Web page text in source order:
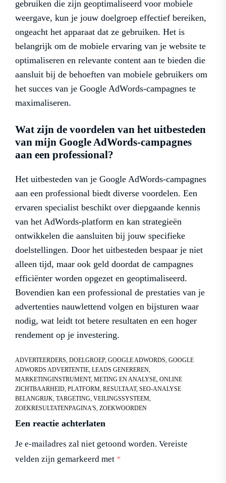
gebruiken die zijn geoptimaliseerd voor mobiele
weergave, kun je jouw doelgroep effectief bereiken,
ongeacht het apparaat dat ze gebruiken. Het is
belangrijk om de mobiele ervaring van je website te
optimaliseren en relevante content aan te bieden die
aansluit bij de behoeften van mobiele gebruikers om
het succes van je Google AdWords-campagnes te
maximaliseren.
Wat zijn de voordelen van het uitbesteden
van mijn Google AdWords-campagnes
aan een professional?
Het uitbesteden van je Google AdWords-campagnes
aan een professional biedt diverse voordelen. Een
ervaren specialist beschikt over diepgaande kennis
van het AdWords-platform en kan strategieën
ontwikkelen die aansluiten bij jouw specifieke
doelstellingen. Door het uitbesteden bespaar je niet
alleen tijd, maar ook geld doordat de campagnes
efficiënter worden opgezet en geoptimaliseerd.
Bovendien kan een professional de prestaties van je
advertenties nauwlettend volgen en bijsturen waar
nodig, wat leidt tot betere resultaten en een hoger
rendement op je investering.
ADVERTEERDERS, DOELGROEP, GOOGLE ADWORDS, GOOGLE
ADWORDS ADVERTENTIE, LEADS GENEREREN,
MARKETINGINSTRUMENT, METING EN ANALYSE, ONLINE
ZICHTBAARHEID, PLATFORM, RESULTAAT, SEO-ANALYSE
BELANGRIJK, TARGETING, VEILINGSSYSTEEM,
ZOEKRESULTATENPAGINA'S, ZOEKWOORDEN
Een reactie achterlaten
Je e-mailadres zal niet getoond worden. Vereiste
velden zijn gemarkeerd met *